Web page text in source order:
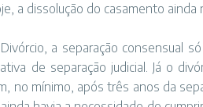
a dissolução do casamento ainda
a separação consensual
de separação judicial. Já o
no mínimo, após três anos da